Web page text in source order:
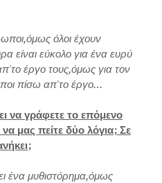
όλοι έχουν
είναι εύκολο για ένα ευρύ
έργο τους,όμως για τον
πίσω απ'το έργο…
να γράφετε το επόμενο
μας πείτε δύο λόγια; Σε
ένα μυθιστόρημα,όμως